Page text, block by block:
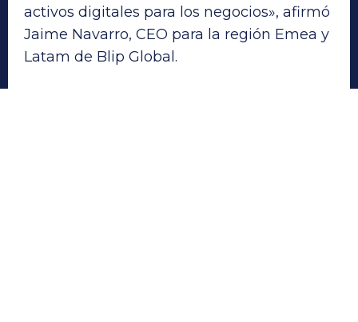
activos digitales para los negocios», afirmó
Jaime Navarro, CEO para la región Emea y
Latam de Blip Global.